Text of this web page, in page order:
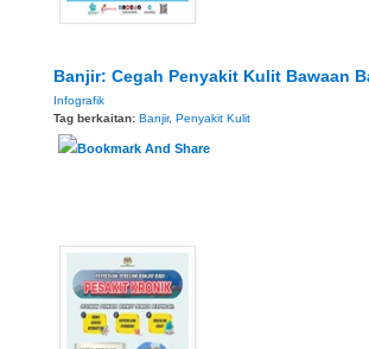
Banjir: Cegah Penyakit Kulit Bawaan
Infografik
Tag berkaitan: Banjir, Penyakit Kulit